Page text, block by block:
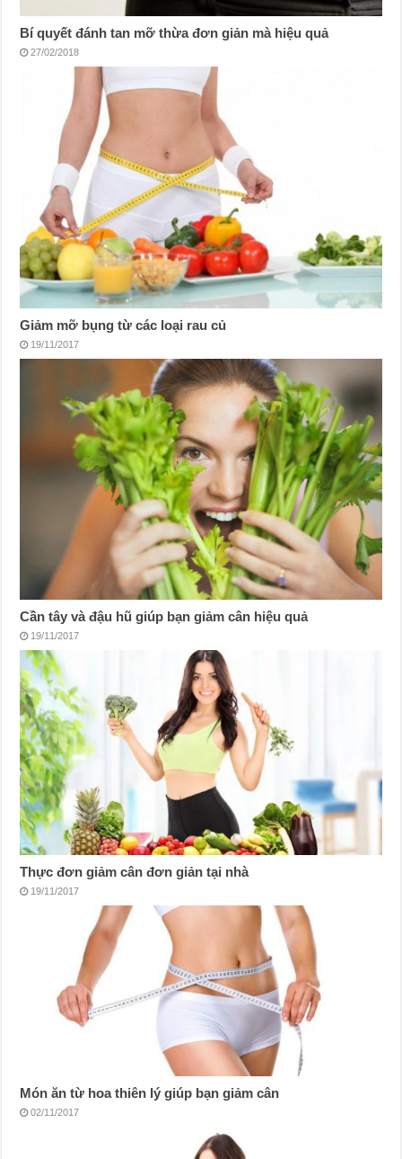
Bí quyết đánh tan mỡ thừa đơn giản mà hiệu quả
27/02/2018
Giảm mỡ bụng từ các loại rau củ
19/11/2017
Cần tây và đậu hũ giúp bạn giảm cân hiệu quả
19/11/2017
Thực đơn giảm cân đơn giản tại nhà
19/11/2017
Món ăn từ hoa thiên lý giúp bạn giảm cân
02/11/2017